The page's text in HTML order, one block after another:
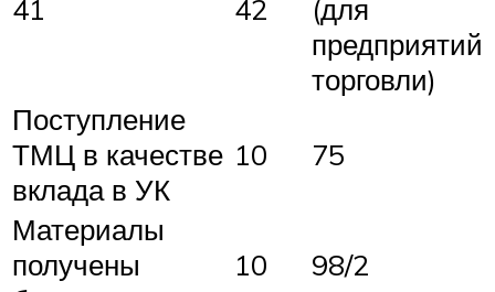
41 42
(для
предприятий
торговли)
Поступление
ТМЦ в качестве
вклада в УК
10 75
Материалы
получены
10 98/2